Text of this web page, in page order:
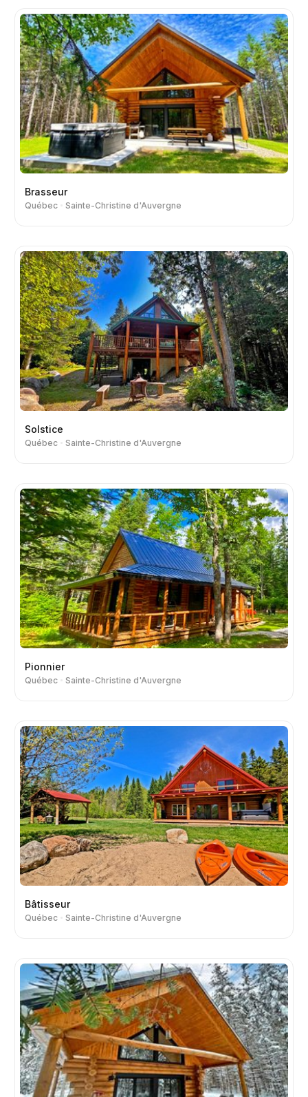
Brasseur
Québec Sainte-Christine d'Auvergne
Solstice
Québec Sainte-Christine d'Auvergne
Pionnier
Québec Sainte-Christine d'Auvergne
Bâtisseur
Québec Sainte-Christine d'Auvergne